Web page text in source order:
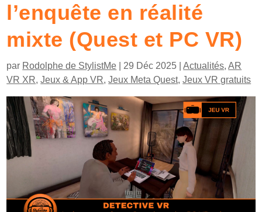
l’enquête en réalité
mixte (Quest et PC VR)
par Rodolphe de StylistMe 29 Déc 2025 |Actualités,AR
VR XR,Jeux & App VR,Jeux Meta Quest,Jeux VR gratuits